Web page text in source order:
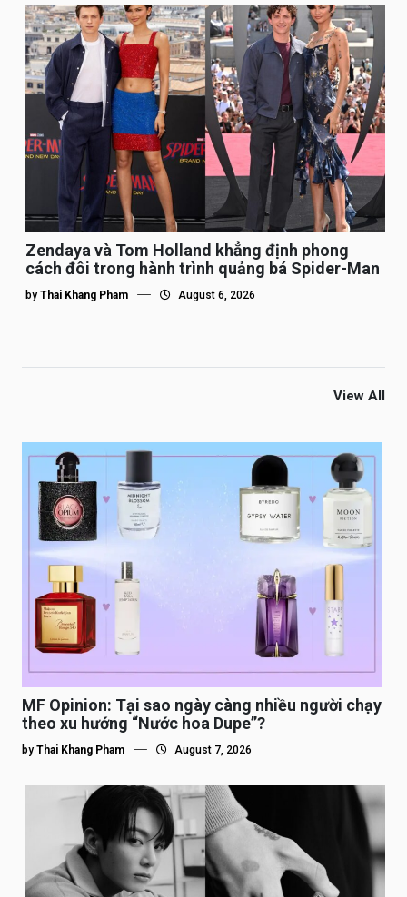
Zendaya và Tom Holland khẳng định phong
cách đôi trong hành trình quảng bá Spider-Man
by Thai Khang Pham August 6, 2026
View All
MF Opinion: Tại sao ngày càng nhiều người chạy
theo xu hướng “Nước hoa Dupe”?
by Thai Khang Pham August 7, 2026